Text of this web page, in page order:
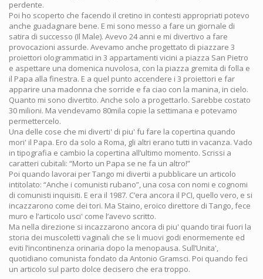
perdente.
Poi ho scoperto che facendo il cretino in contesti appropriati potevo
anche guadagnare bene. E mi sono messo a fare un giornale di
satira di successo (Il Male). Avevo 24 anni e mi divertivo a fare
provocazioni assurde. Avevamo anche progettato di piazzare 3
proiettori ologrammatici in 3 appartamenti vicini a piazza San Pietro
e aspettare una domenica nuvolosa, con la piazza gremita di folla e
il Papa alla finestra. E a quel punto accendere i 3 proiettori e far
apparire una madonna che sorride e fa ciao con la manina, in cielo.
Quanto mi sono divertito. Anche solo a progettarlo. Sarebbe costato
30 milioni. Ma vendevamo 80mila copie la settimana e potevamo
permettercelo.
Una delle cose che mi diverti' di piu' fu fare la copertina quando
mori' il Papa. Ero da solo a Roma, gli altri erano tutti in vacanza. Vado
in tipografia e cambio la copertina all’ultimo momento. Scrissi a
caratteri cubitali: “Morto un Papa se ne fa un altro!”
Poi quando lavorai per Tango mi divertii a pubblicare un articolo
intitolato: “Anche i comunisti rubano”, una cosa con nomi e cognomi
di comunisti inquisiti. E era il 1987. C’era ancora il PCI, quello vero, e si
incazzarono come dei tori. Ma Staino, eroico direttore di Tango, fece
muro e l’articolo usci' come l’avevo scritto.
Ma nella direzione si incazzarono ancora di piu' quando tirai fuori la
storia dei muscoletti vaginali che se li muovi godi enormemente ed
eviti l’incontinenza orinaria dopo la menopausa. Sull’Unita',
quotidiano comunista fondato da Antonio Gramsci. Poi quando feci
un articolo sul parto dolce decisero che era troppo.